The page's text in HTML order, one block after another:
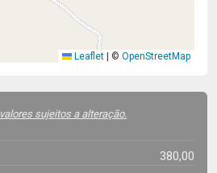
Leaflet © OpenStreetMap
valores sujeitos a alteração.
380,00